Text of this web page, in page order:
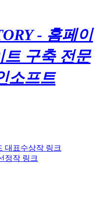
- 홈페이
트 구축 전문
소프트